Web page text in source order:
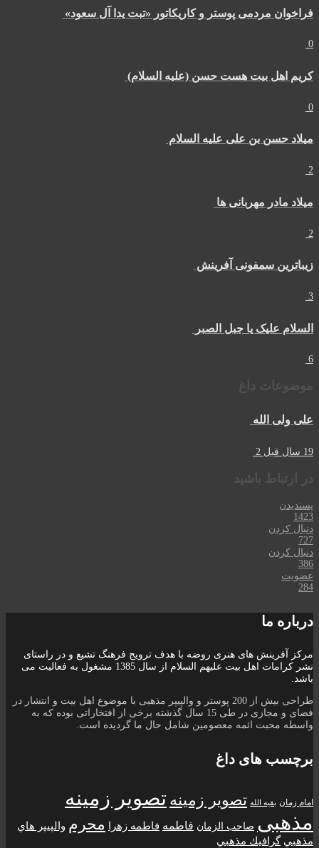
فراخوان مردمی پوستر و کاریکاتور «تبت یدا آل سعود»
0
کریم اهل بیت هست حسن (علیه السلام)
0
میلاد حسن بن علی علیه السلام
2
میلاد مادر مهربانی ها
2
زیباترین سمفونی آفرینش
3
السلام علیک یا جبل الصبر
6
علی ولی الله
19 سال قبل 2
پسندیدن
1423
دنبال کردن
727
دنبال کردن
386
عضویت
284
درباره ما
مرکز آفرینش های هنری روضه با هدف ترویج فرهنگ تشیع و در راستای
نشر کرامات اهل بیت علیهم السلام از سال 1385 مشغول به فعالیت می
باشد.
طراحی بیش از 200 پوستر و والپیپر مذهبی با موضوع اهل بیت و انتشار در
فضای و مجازی در طی 15 سال گذشته برخی از افتخاراتی بوده که به
واسطه محبت ائمه معصومین شامل حال ما گردیده است.
برچسب های داغ
امام زمان بقیه الله تصویر زمینه تصویر زمینه
مذهبی صاحب الزمان فاطمه فاطمه زهرا محرم والپيپر هاي
مذهبي گرافيك مذهبي